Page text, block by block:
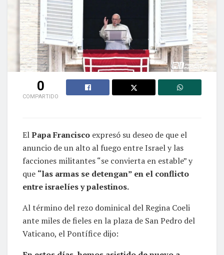
0
COMPARTIDO
ElPapa Francisco expresó su deseo de que el
anuncio de un alto al fuego entre Israel y las
facciones militantes “se convierta en estable” y
que “las armas se detengan” en el conflicto
entre israelíes y palestinos.
Al término del rezo dominical del Regina Coeli
ante miles de fieles en la plaza de San Pedro del
Vaticano, el Pontífice dijo: